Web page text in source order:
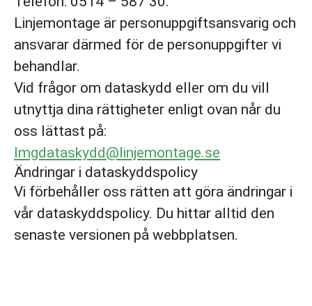
Linjemontage är personuppgiftsansvarig och
ansvarar därmed för de personuppgifter vi
behandlar.
Vid frågor om dataskydd eller om du vill
utnyttja dina rättigheter enligt ovan når du
oss lättast på:
lmgdataskydd@linjemontage.se
Ändringar i dataskyddspolicy
Vi förbehåller oss rätten att göra ändringar i
vår dataskyddspolicy. Du hittar alltid den
senaste versionen på webbplatsen.